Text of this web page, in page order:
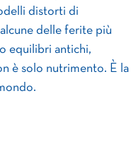
distorti di
delle ferite più
equilibri antichi,
è solo nutrimento. È la